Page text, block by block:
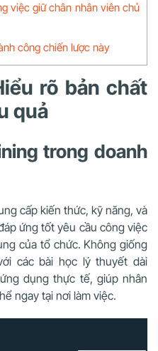
việc giữ chân nhân viên chủ
công chiến lược này
rõ bản chất
quả
trong doanh
cấp kiến thức, kỹ năng, và
ứng tốt yêu cầu công việc
của tổ chức. Không giống
các bài học lý thuyết dài
dụng thực tế, giúp nhân
ngay tại nơi làm việc.